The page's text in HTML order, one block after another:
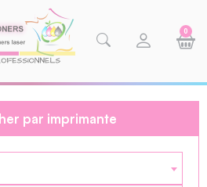
0
par imprimante